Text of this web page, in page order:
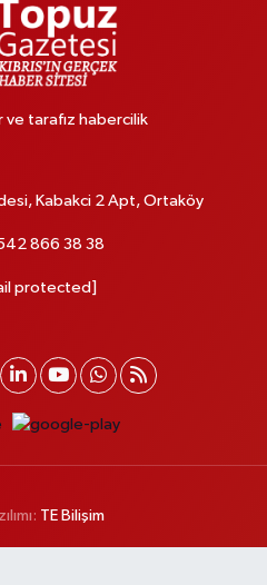
ve tarafız habercilik
Kabakci 2 Apt, Ortaköy
866 38 38
protected]
TE Bilişim